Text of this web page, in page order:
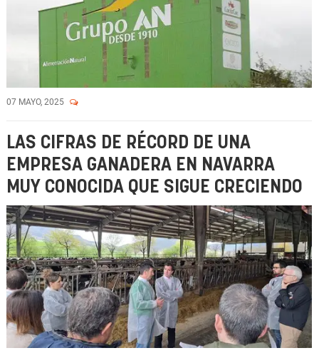
07 MAYO, 2025
LAS CIFRAS DE RÉCORD DE UNA
EMPRESA GANADERA EN NAVARRA
MUY CONOCIDA QUE SIGUE CRECIENDO